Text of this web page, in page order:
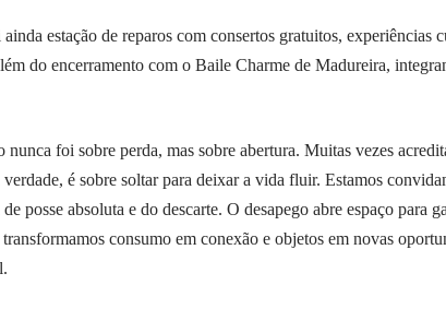
estação de reparos com consertos gratuitos, experiências
do encerramento com o Baile Charme de Madureira,
nunca foi sobre perda, mas sobre abertura. Muitas vezes
é sobre soltar para deixar a vida fluir. Estamos
posse absoluta e do descarte. O desapego abre espaço para
consumo em conexão e objetos em novas